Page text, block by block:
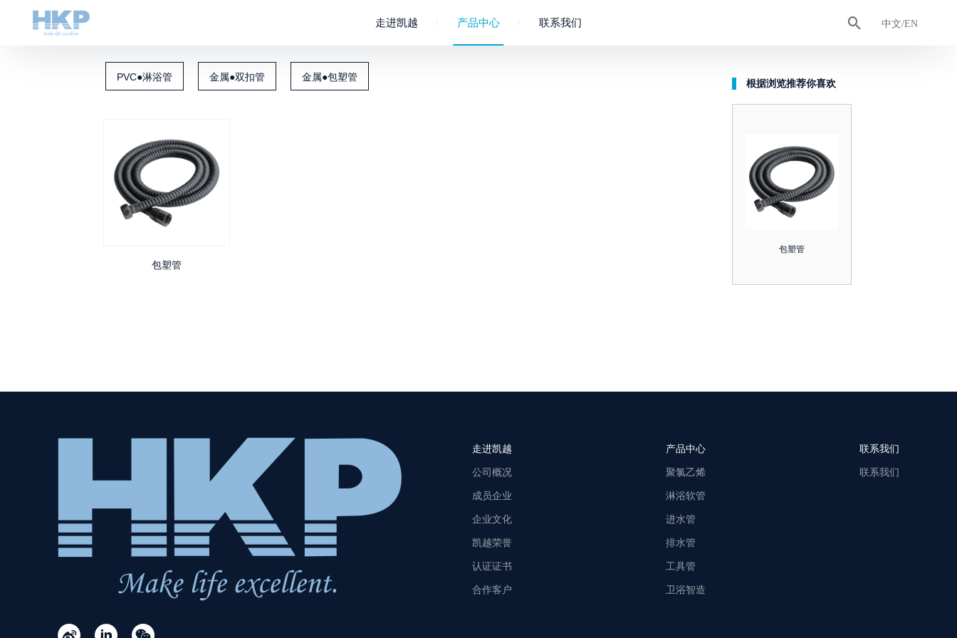
走进凯越 产品中心 联系我们
公司概况 成员企业 企业文化 凯越荣誉
聚氯乙烯 淋浴软管
联系我们  中文/EN
PVC●淋浴管 金属●双扣管 金属●包塑管
包塑管
根据浏览推荐你喜欢
包塑管
走进凯越
公司概况
成员企业
企业文化
凯越荣誉
认证证书
合作客户
产品中心
聚氯乙烯
淋浴软管
进水管
排水管
工具管
卫浴智造
联系我们
联系我们